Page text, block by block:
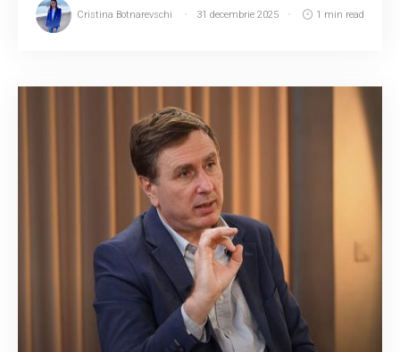
Cristina Botnarevschi 31 decembrie 2025 1 min read